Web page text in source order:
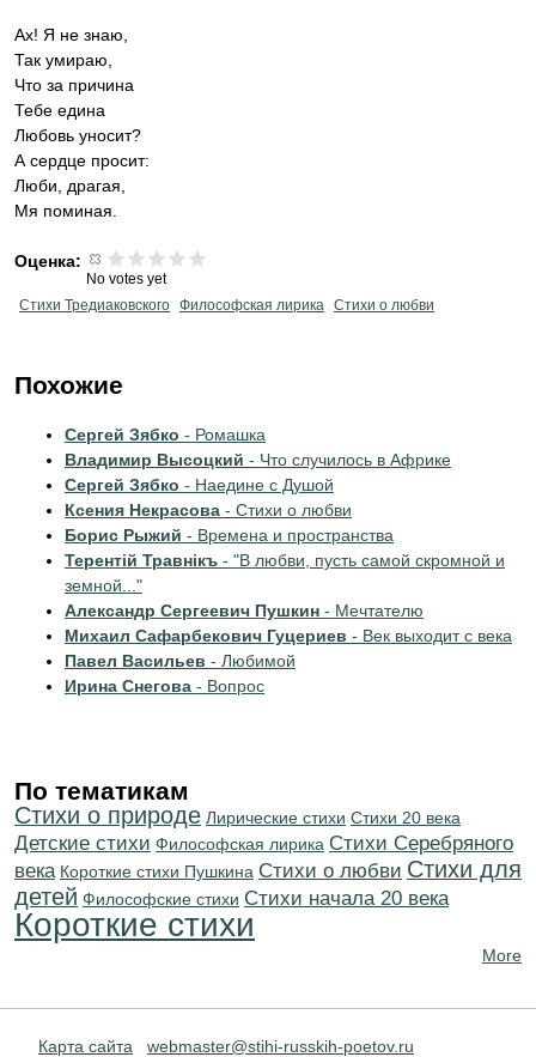
Ах! Я не знаю,
Так умираю,
Что за причина
Тебе едина
Любовь уносит?
А сердце просит:
Люби, драгая,
Мя поминая.
Оценка:
No votes yet
Стихи Тредиаковского Философская лирика Стихи о любви
Похожие
Сергей Зябко - Ромашка
Владимир Высоцкий - Что случилось в Африке
Сергей Зябко - Наедине с Душой
Ксения Некрасова - Стихи о любви
Борис Рыжий - Времена и пространства
Терентiй Травнiкъ - "В любви, пусть самой скромной и
земной..."
Александр Сергеевич Пушкин - Мечтателю
Михаил Сафарбекович Гуцериев - Век выходит с века
Павел Васильев - Любимой
Ирина Снегова - Вопрос
По тематикам
Стихи о природе Лирические стихи Стихи 20 века
Детские стихи Философская лирика Cтихи Серебряного
века Короткие стихи Пушкина Стихи о любви Стихи для
детей Философские стихи Cтихи начала 20 века
Короткие стихи
More
Карта сайта webmaster@stihi-russkih-poetov.ru